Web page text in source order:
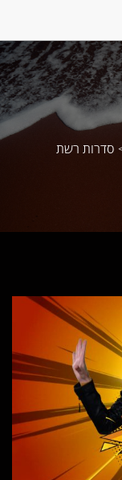
סדרות רשת